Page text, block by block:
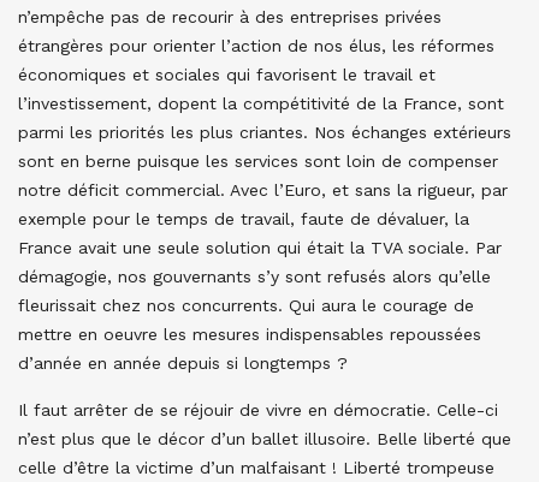
n’empêche pas de recourir à des entreprises privées
étrangères pour orienter l’action de nos élus, les réformes
économiques et sociales qui favorisent le travail et
l’investissement, dopent la compétitivité de la France, sont
parmi les priorités les plus criantes. Nos échanges extérieurs
sont en berne puisque les services sont loin de compenser
notre déficit commercial. Avec l’Euro, et sans la rigueur, par
exemple pour le temps de travail, faute de dévaluer, la
France avait une seule solution qui était la TVA sociale. Par
démagogie, nos gouvernants s’y sont refusés alors qu’elle
fleurissait chez nos concurrents. Qui aura le courage de
mettre en oeuvre les mesures indispensables repoussées
d’année en année depuis si longtemps ?
Il faut arrêter de se réjouir de vivre en démocratie. Celle-ci
n’est plus que le décor d’un ballet illusoire. Belle liberté que
celle d’être la victime d’un malfaisant ! Liberté trompeuse